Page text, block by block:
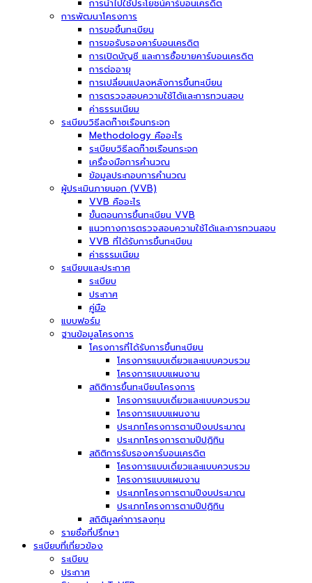
การนำไปใช้ประโยชน์คาร์บอนเครดิต
การพัฒนาโครงการ
การขอขึ้นทะเบียน
การขอรับรองคาร์บอนเครดิต
การเปิดบัญชี และการซื้อขายคาร์บอนเครดิต
การต่ออายุ
การเปลี่ยนแปลงหลังการขึ้นทะเบียน
การตรวจสอบความใช้ได้และการทวนสอบ
ค่าธรรมเนียม
ระเบียบวิธีลดก๊าซเรือนกระจก
Methodology คืออะไร
ระเบียบวิธีลดก๊าซเรือนกระจก
เครื่องมือการคำนวณ
ข้อมูลประกอบการคำนวณ
ผู้ประเมินภายนอก (VVB)
VVB คืออะไร
ขั้นตอนการขึ้นทะเบียน VVB
แนวทางการตรวจสอบความใช้ได้และการทวนสอบ
VVB ที่ได้รับการขึ้นทะเบียน
ค่าธรรมเนียม
ระเบียบและประกาศ
ระเบียบ
ประกาศ
คู่มือ
แบบฟอร์ม
ฐานข้อมูลโครงการ
โครงการที่ได้รับการขึ้นทะเบียน
โครงการแบบเดี่ยวและแบบควบรวม
โครงการแบบแผนงาน
สถิติการขึ้นทะเบียนโครงการ
โครงการแบบเดี่ยวและแบบควบรวม
โครงการแบบแผนงาน
ประเภทโครงการตามปีงบประมาณ
ประเภทโครงการตามปีปฏิทิน
สถิติการรับรองคาร์บอนเครดิต
โครงการแบบเดี่ยวและแบบควบรวม
โครงการแบบแผนงาน
ประเภทโครงการตามปีงบประมาณ
ประเภทโครงการตามปีปฏิทิน
สถิติมูลค่าการลงทุน
รายชื่อที่ปรึกษา
ระเบียบที่เกี่ยวข้อง
ระเบียบ
ประกาศ